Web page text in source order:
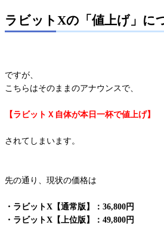
ラビットXの「値上げ」に
ですが、
こちらはそのままのアナウンスで、
【ラビットＸ自体が本日一杯で値上げ】
されてしまいます。
先の通り、現状の価格は
・ラビットX【通常版】：36,800円
・ラビットX【上位版】：49,800円